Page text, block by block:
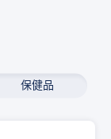
保健品